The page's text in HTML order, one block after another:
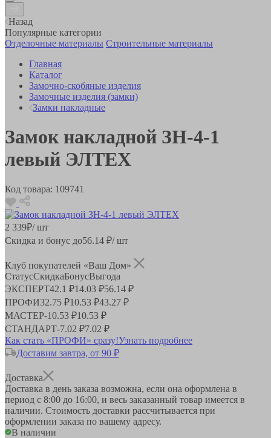
Назад
Популярные категории
Отделочные материалы Строительные материалы
Главная
Каталог
Замочно-скобяные изделия
Замочные изделия (замки)
Замки накладные
Замок накладной ЗН-4-1
левый ЭЛТЕХ
Код товара: 109741
2 339₽/ шт
Скидка и бонус до56.14 ₽/ шт
Клуб покупателей «Ваш Дом»
СтатусСкидкаБонусВыгода
ЭКСПЕРТ42.1 ₽14.03 ₽56.14 ₽
ПРОФИ32.75 ₽10.53 ₽43.27 ₽
МАСТЕР-10.53 ₽10.53 ₽
СТАНДАРТ-7.02 ₽7.02 ₽
Как стать «ПРОФИ» сразу!Узнать подробнее
Доставим завтра, от 90 ₽
Доставка
Доставка в день заказа возможна, если она оформлена в
период с 8:00 до 16:00, и весь заказанный товар имеется в
наличии. Стоимость доставки рассчитывается при
оформлении заказа по вашему адресу.
В наличии